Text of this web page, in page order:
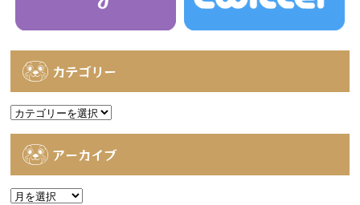
カテゴリー
カ
アーカイブ
ア